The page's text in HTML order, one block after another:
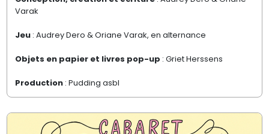
Varak
Jeu : Audrey Dero & Oriane Varak, en alternance
Objets en papier et livres pop-up : Griet Herssens
Production : Pudding asbl